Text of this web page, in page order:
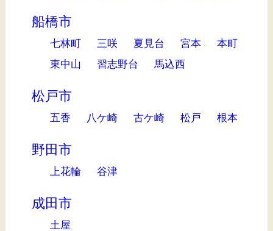
船橋市
七林町 三咲 夏見台 宮本
本町
東中山
習志野台 馬込西
松戸市
五香 八ケ崎 古ケ崎 松戸 根本
野田市
上花輪 谷津
成田市
土屋